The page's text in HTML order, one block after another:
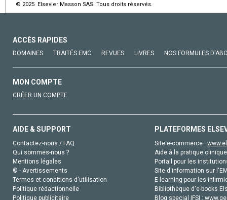
© 2025 Elsevier Masson SAS. Tous droits réservés.
ACCÈS RAPIDES
DOMAINES TRAITÉS EMC REVUES LIVRES NOS FORMULES
MON COMPTE
CRÉER UN COMPTE
AIDE & SUPPORT
Contactez-nous / FAQ
Qui sommes-nous ?
Mentions légales
© - Avertissements
Termes et conditions d'utilisation
Politique rédactionnelle
Politique publicitaire
PLATEFORMES
Site e-commerce :
Aide à la pratique
Portail pour les
Site d'information sur
E-learning pour les
Bibliothèque d'e-books
Blog special IFSI :